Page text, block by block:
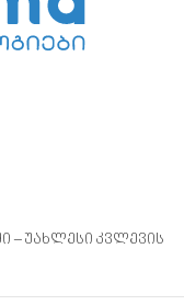
– უახლესი კვლევის